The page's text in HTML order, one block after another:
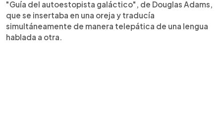
"Guía del autoestopista galáctico", de Douglas Adams,
que se insertaba en una oreja y traducía
simultáneamente de manera telepática de una lengua
hablada a otra.